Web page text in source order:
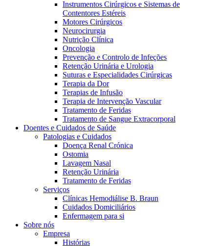
Contactos
Em diálogo com a B. Braun. Entre em contacto connosco
Instrumentos Cirúrgicos e Sistemas de
Contentores Estéreis
Motores Cirúrgicos
Neurocirurgia
Nutrição Clínica
Oncologia
Prevenção e Controlo de Infeções
Retenção Urinária e Urologia
Suturas e Especialidades Cirúrgicas
Terapia da Dor
Terapias de Infusão
Terapia de Intervenção Vascular
Tratamento de Feridas
Tratamento de Sangue Extracorporal
Doentes e Cuidados de Saúde
Patologias e Cuidados
Doença Renal Crónica
Ostomia
Lavagem Nasal
Retenção Urinária
Tratamento de Feridas
Serviços
Clínicas Hemodiálise B. Braun
Cuidados Domiciliários
Enfermagem para si
Sobre nós
Empresa
Histórias